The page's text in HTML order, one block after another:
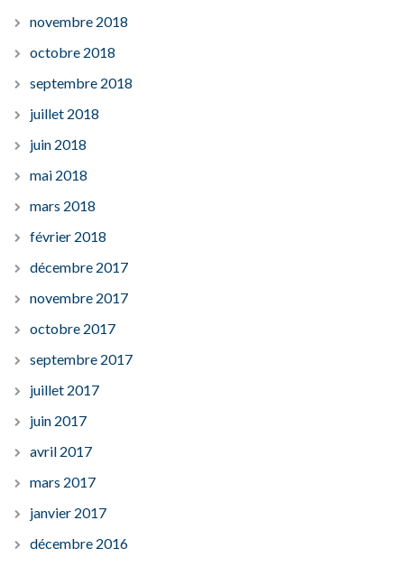
novembre 2018
octobre 2018
septembre 2018
juillet 2018
juin 2018
mai 2018
mars 2018
février 2018
décembre 2017
novembre 2017
octobre 2017
septembre 2017
juillet 2017
juin 2017
avril 2017
mars 2017
janvier 2017
décembre 2016